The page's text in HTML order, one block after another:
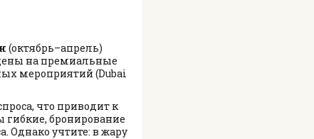
(октябрь–апрель)
на премиальные
мероприятий (Dubai
что приводит к
гибкие, бронирование
Однако учтите: в жару